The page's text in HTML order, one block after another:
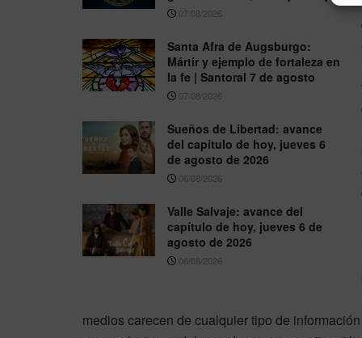
07/08/2026
Santa Afra de Augsburgo:
Mártir y ejemplo de fortaleza en
la fe | Santoral 7 de agosto
07/08/2026
Sueños de Libertad: avance
del capítulo de hoy, jueves 6
de agosto de 2026
06/08/2026
Valle Salvaje: avance del
capítulo de hoy, jueves 6 de
agosto de 2026
06/08/2026
medios carecen de cualquier tipo de